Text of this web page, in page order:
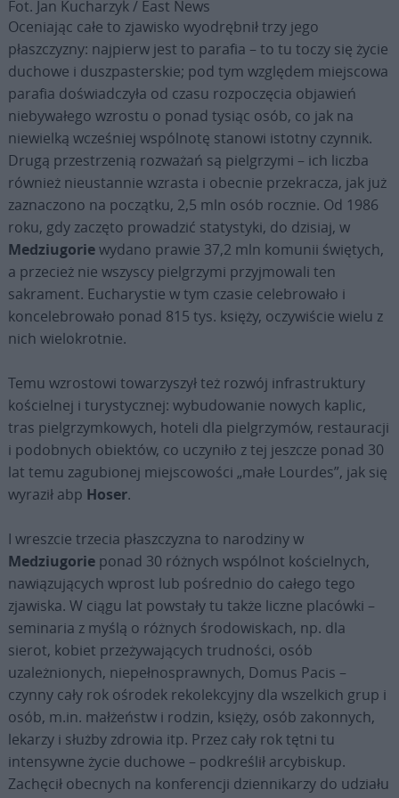
Fot. Jan Kucharzyk / East News
Oceniając całe to zjawisko wyodrębnił trzy jego
płaszczyzny: najpierw jest to parafia – to tu toczy się życie
duchowe i duszpasterskie; pod tym względem miejscowa
parafia doświadczyła od czasu rozpoczęcia objawień
niebywałego wzrostu o ponad tysiąc osób, co jak na
niewielką wcześniej wspólnotę stanowi istotny czynnik.
Drugą przestrzenią rozważań są pielgrzymi – ich liczba
również nieustannie wzrasta i obecnie przekracza, jak już
zaznaczono na początku, 2,5 mln osób rocznie. Od 1986
roku, gdy zaczęto prowadzić statystyki, do dzisiaj, w
Medziugoriewydano prawie 37,2 mln komunii świętych,
a przecież nie wszyscy pielgrzymi przyjmowali ten
sakrament. Eucharystie w tym czasie celebrowało i
koncelebrowało ponad 815 tys. księży, oczywiście wielu z
nich wielokrotnie.
Temu wzrostowi towarzyszył też rozwój infrastruktury
kościelnej i turystycznej: wybudowanie nowych kaplic,
tras pielgrzymkowych, hoteli dla pielgrzymów, restauracji
i podobnych obiektów, co uczyniło z tej jeszcze ponad 30
lat temu zagubionej miejscowości „małe Lourdes”, jak się
wyraził abp Hoser.
I wreszcie trzecia płaszczyzna to narodziny w
Medziugorieponad 30 różnych wspólnot kościelnych,
nawiązujących wprost lub pośrednio do całego tego
zjawiska. W ciągu lat powstały tu także liczne placówki –
seminaria z myślą o różnych środowiskach, np. dla
sierot, kobiet przeżywających trudności, osób
uzależnionych, niepełnosprawnych, Domus Pacis –
czynny cały rok ośrodek rekolekcyjny dla wszelkich grup i
osób, m.in. małżeństw i rodzin, księży, osób zakonnych,
lekarzy i służby zdrowia itp. Przez cały rok tętni tu
intensywne życie duchowe – podkreślił arcybiskup.
Zachęcił obecnych na konferencji dziennikarzy do udziału